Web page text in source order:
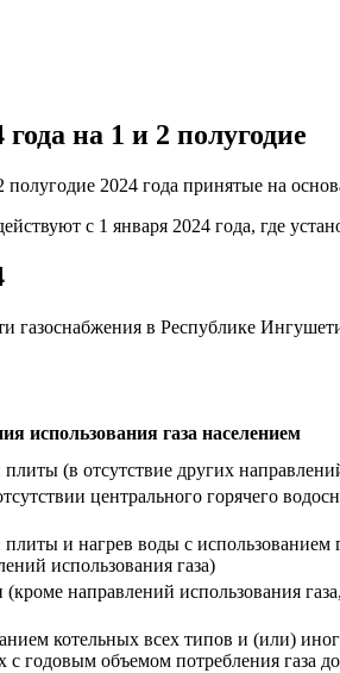
на 1 и 2 полугодие
2024 года принятые на
с 1 января 2024 года, где
газоснабжения в Республике
использования газа населением
(в отсутствие других
центрального горячего
и нагрев воды с использованием
использования газа)
направлений использования
котельных всех типов и (или)
годовым объемом потребления газа